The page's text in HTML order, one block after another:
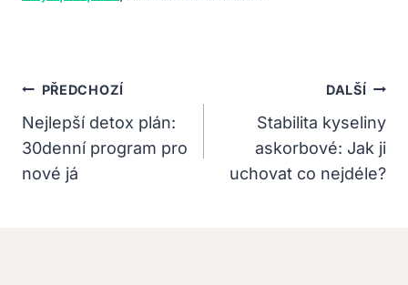
Navigace
Pro
Příspěvek
PŘEDCHOZÍ
Nejlepší detox plán:
30denní program pro
nové já
DALŠÍ
Stabilita kyseliny
askorbové: Jak ji
uchovat co nejdéle?